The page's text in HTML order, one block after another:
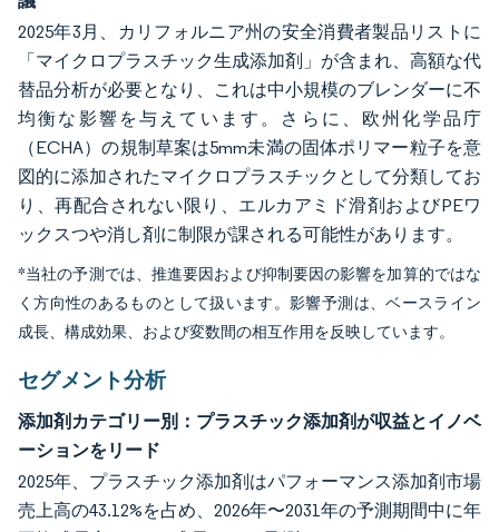
2025年3月、カリフォルニア州の安全消費者製品リストに
「マイクロプラスチック生成添加剤」が含まれ、高額な代
替品分析が必要となり、これは中小規模のブレンダーに不
均衡な影響を与えています。さらに、欧州化学品庁
（ECHA）の規制草案は5mm未満の固体ポリマー粒子を意
図的に添加されたマイクロプラスチックとして分類してお
り、再配合されない限り、エルカアミド滑剤およびPEワ
ックスつや消し剤に制限が課される可能性があります。
*当社の予測では、推進要因および抑制要因の影響を加算的ではな
く方向性のあるものとして扱います。影響予測は、ベースライン
成長、構成効果、および変数間の相互作用を反映しています。
セグメント分析
添加剤カテゴリー別：プラスチック添加剤が収益とイノベ
ーションをリード
2025年、プラスチック添加剤はパフォーマンス添加剤市場
売上高の43.12%を占め、2026年〜2031年の予測期間中に年